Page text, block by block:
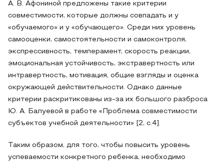
А. В. Афониной предложены такие критерии
совместимости, которые должны совпадать и у
«обучаемого» и у «обучающего». Среди них уровень
самооценки, самостоятельности и самоконтроля,
экспрессивность, темперамент, скорость реакции,
эмоциональная устойчивость, экстравертность или
интравертность, мотивация, общие взгляды и оценка
окружающей действительности. Однако данные
критерии раскритикованы из-за их большого разброса
Ю. А. Балуевой в работе «Проблема совместимости
субъектов учебной деятельности» [2, с.4].
Таким образом, для того, чтобы повысить уровень
успеваемости конкретного ребенка, необходимо